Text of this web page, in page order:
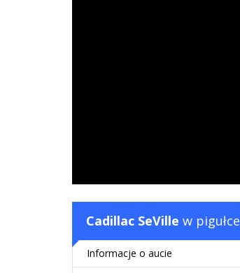
Cadillac SeVille w pigułce
Informacje o aucie